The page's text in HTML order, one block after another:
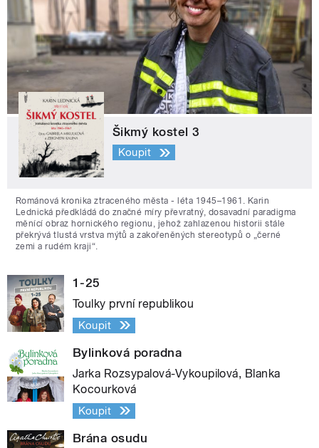
Šikmý kostel 3
Koupit
Románová kronika ztraceného města - léta 1945–1961. Karin
Lednická předkládá do značné míry převratný, dosavadní paradigma
měnící obraz hornického regionu, jehož zahlazenou historii stále
překrývá tlustá vrstva mýtů a zakořeněných stereotypů o „černé
zemi a rudém kraji“.
1-25
Toulky první republikou
Koupit
Bylinková poradna
Jarka Rozsypalová-Vykoupilová, Blanka
Kocourková
Koupit
Brána osudu